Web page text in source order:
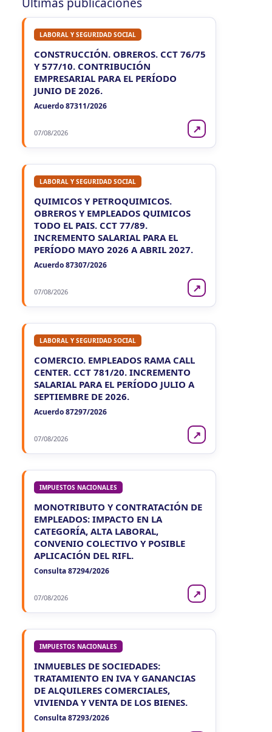
Últimas publicaciones
LABORAL Y SEGURIDAD SOCIAL
CONSTRUCCIÓN. OBREROS. CCT 76/75
Y 577/10. CONTRIBUCIÓN
EMPRESARIAL PARA EL PERÍODO
JUNIO DE 2026.
Acuerdo 87311/2026
07/08/2026 ↗
LABORAL Y SEGURIDAD SOCIAL
QUIMICOS Y PETROQUIMICOS.
OBREROS Y EMPLEADOS QUIMICOS
TODO EL PAIS. CCT 77/89.
INCREMENTO SALARIAL PARA EL
PERÍODO MAYO 2026 A ABRIL 2027.
Acuerdo 87307/2026
07/08/2026 ↗
LABORAL Y SEGURIDAD SOCIAL
COMERCIO. EMPLEADOS RAMA CALL
CENTER. CCT 781/20. INCREMENTO
SALARIAL PARA EL PERÍODO JULIO A
SEPTIEMBRE DE 2026.
Acuerdo 87297/2026
07/08/2026 ↗
IMPUESTOS NACIONALES
MONOTRIBUTO Y CONTRATACIÓN DE
EMPLEADOS: IMPACTO EN LA
CATEGORÍA, ALTA LABORAL,
CONVENIO COLECTIVO Y POSIBLE
APLICACIÓN DEL RIFL.
Consulta 87294/2026
07/08/2026 ↗
IMPUESTOS NACIONALES
INMUEBLES DE SOCIEDADES:
TRATAMIENTO EN IVA Y GANANCIAS
DE ALQUILERES COMERCIALES,
VIVIENDA Y VENTA DE LOS BIENES.
Consulta 87293/2026